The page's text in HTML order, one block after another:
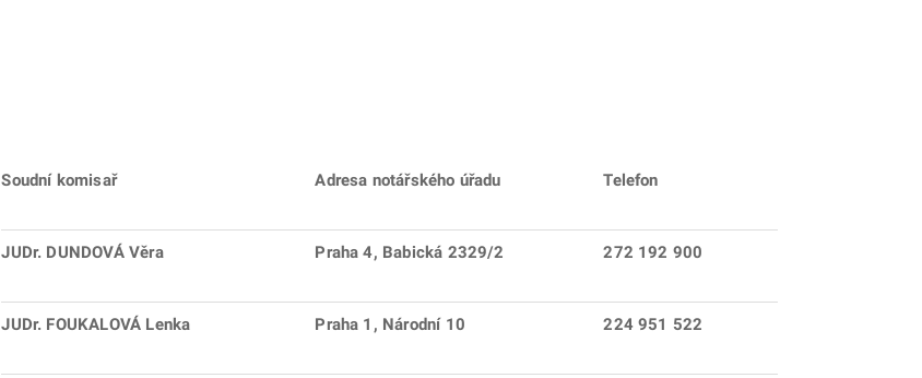
Soudní komisař Adresa notářského úřadu Telefon
JUDr. DUNDOVÁ Věra Praha 4, Babická 2329/2 272 192 900
JUDr. FOUKALOVÁ Lenka Praha 1, Národní 10 224 951 522